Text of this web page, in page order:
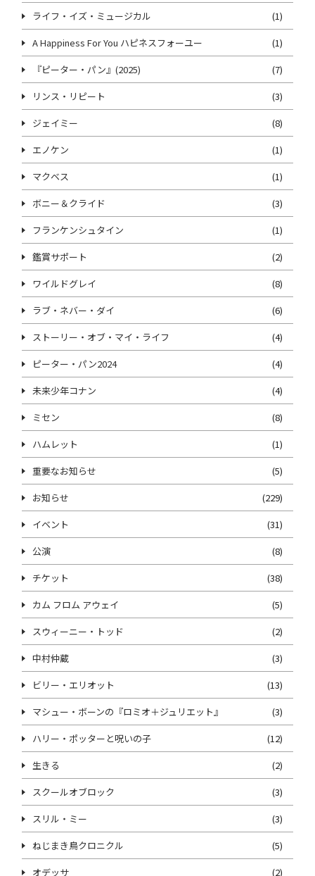
ライフ・イズ・ミュージカル
(1)
A Happiness For You ハピネスフォーユー
(1)
『ピーター・パン』(2025)
(7)
リンス・リピート
(3)
ジェイミー
(8)
エノケン
(1)
マクベス
(1)
ボニー＆クライド
(3)
フランケンシュタイン
(1)
鑑賞サポート
(2)
ワイルドグレイ
(8)
ラブ・ネバー・ダイ
(6)
ストーリー・オブ・マイ・ライフ
(4)
ピーター・パン2024
(4)
未来少年コナン
(4)
ミセン
(8)
ハムレット
(1)
重要なお知らせ
(5)
お知らせ
(229)
イベント
(31)
公演
(8)
チケット
(38)
カム フロム アウェイ
(5)
スウィーニー・トッド
(2)
中村仲蔵
(3)
ビリー・エリオット
(13)
マシュー・ボーンの『ロミオ＋ジュリエット』
(3)
ハリー・ポッターと呪いの子
(12)
生きる
(2)
スクールオブロック
(3)
スリル・ミー
(3)
ねじまき鳥クロニクル
(5)
オデッサ
(2)